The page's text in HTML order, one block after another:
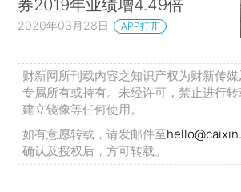
券2019年业绩增4.49倍
2020年03月28日 APP打开
财新网所刊载内容之知识产权为财新传
专属所有或持有。未经许可，禁止进行
建立镜像等任何使用。
如有意愿转载，请发邮件至
确认及授权后，方可转载。